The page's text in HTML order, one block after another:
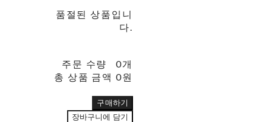
품절된 상품입니
다.
주문 수량
0개
총 상품 금액 0원
구매하기
장바구니에 담기